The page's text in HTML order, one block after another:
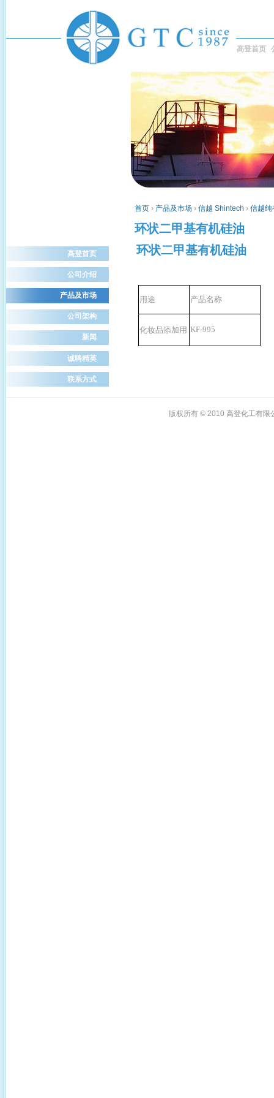
高登首页
首页 › 产品及市场 › 信越 Shintech › 信越纯
环状二甲基有机硅油
环状二甲基有机硅油
用途 产品名称
化妆品添加用 KF-995
高登首页
公司介绍
产品及市场
公司架构
新闻
诚聘精英
联系方式
版权所有 © 2010 高登化工有限